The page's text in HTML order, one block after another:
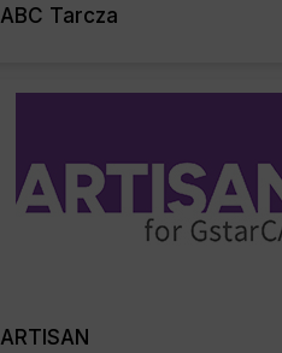
ABC Tarcza
ARTISAN
Read More